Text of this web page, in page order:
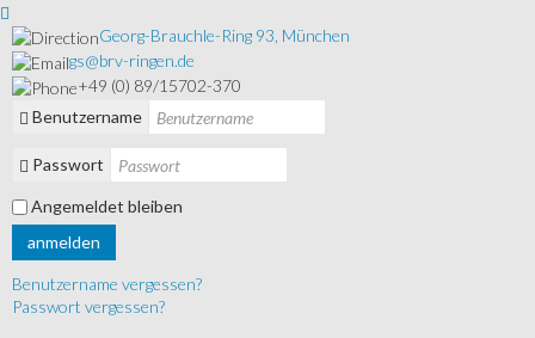
Georg-Brauchle-Ring 93, München
gs@brv-ringen.de
+49 (0) 89/15702-370
Benutzername
Passwort
Angemeldet bleiben
anmelden
Benutzername vergessen?
Passwort vergessen?